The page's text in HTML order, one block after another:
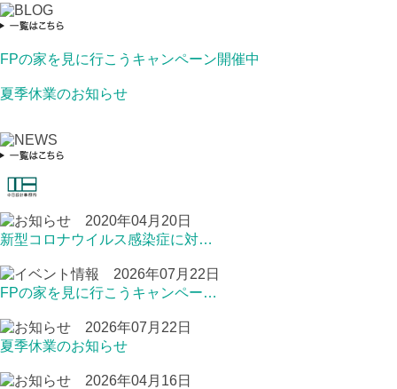
FPの家を見に行こうキャンペーン開催中
夏季休業のお知らせ
2020年04月20日
新型コロナウイルス感染症に対…
2026年07月22日
FPの家を見に行こうキャンペー…
2026年07月22日
夏季休業のお知らせ
2026年04月16日